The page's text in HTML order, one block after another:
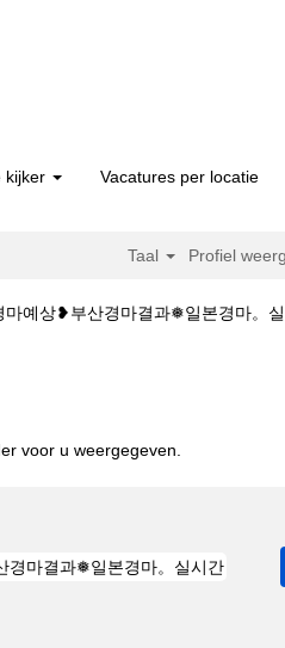
kijker Vacatures per locatie
Taal Profiel
상❥부산경마결과❅일본경마。실
voor u weergegeven.